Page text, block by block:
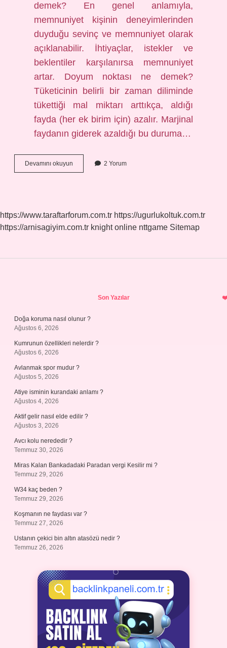
demek? En genel anlamıyla,
memnuniyet kişinin deneyimlerinden
duyduğu sevinç ve memnuniyet olarak
açıklanabilir. İhtiyaçlar, istekler ve
beklentiler karşılanırsa memnuniyet
artar. Doyum noktası ne demek?
Tüketicinin belirli bir zaman diliminde
tükettiği mal miktarı arttıkça, aldığı
fayda (her ek birim için) azalır. Marjinal
faydanın giderek azaldığı bu duruma…
Devamını okuyun
Aramak
2 Yorum
https://www.taraftarforum.com.tr https://ugurlukoltuk.com.tr
https://arnisagiyim.com.tr knight online nttgame Sitemap
Son Yazılar
Doğa koruma nasıl olunur ?
Ağustos 6, 2026
Kumrunun özellikleri nelerdir ?
Ağustos 6, 2026
Avlanmak spor mudur ?
Ağustos 5, 2026
Atiye isminin kurandaki anlamı ?
Ağustos 4, 2026
Aktif gelir nasıl elde edilir ?
Ağustos 3, 2026
Avcı kolu nerededir ?
Temmuz 30, 2026
Miras Kalan Bankadadaki Paradan vergi Kesilir mi ?
Temmuz 29, 2026
W34 kaç beden ?
Temmuz 29, 2026
Koşmanın ne faydası var ?
Temmuz 27, 2026
Ustanın çekici bin altın atasözü nedir ?
Temmuz 26, 2026